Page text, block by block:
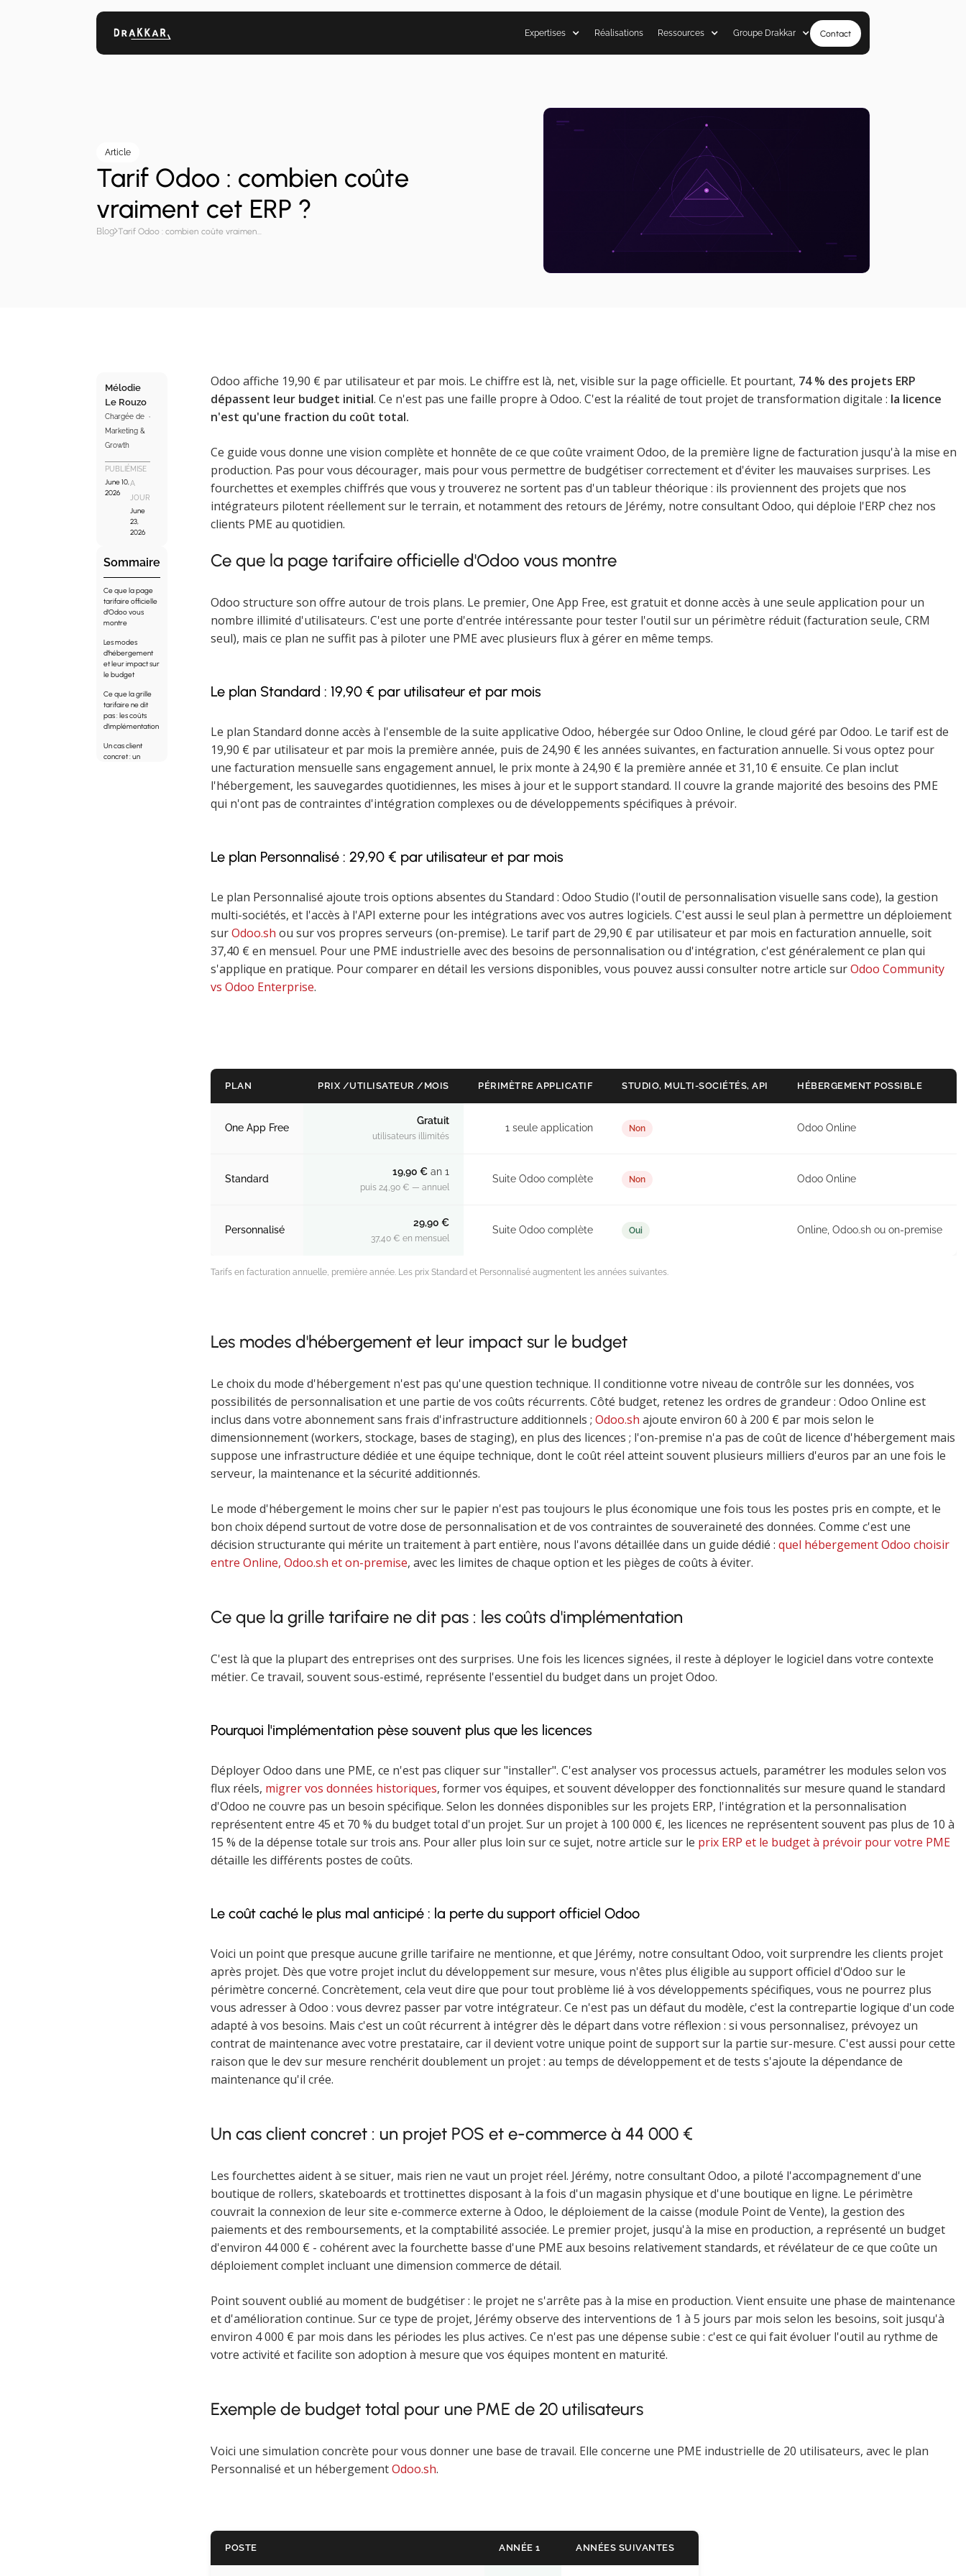
Expertises Réalisations Ressources Groupe Drakkar Contact
Article
Tarif Odoo : combien coûte
vraiment cet ERP ?
Blog Tarif Odoo : combien coûte vraiment cet ERP ?
Mélodie
Le Rouzo
Chargée de
Marketing &
Growth
PUBLIÉ
June 10,
2026
MISE
A
JOUR
June
23,
2026
Sommaire
Ce que la page
tarifaire officielle
d'Odoo vous
montre
Les modes
d'hébergement
et leur impact sur
le budget
Ce que la grille
tarifaire ne dit
pas : les coûts
d'implémentation
Un cas client
concret : un
Odoo affiche 19,90 € par utilisateur et par mois. Le chiffre est là, net, visible sur la page officielle. Et pourtant, 74 % des projets ERP
dépassent leur budget initial. Ce n'est pas une faille propre à Odoo. C'est la réalité de tout projet de transformation digitale : la licence
n'est qu'une fraction du coût total.
Ce guide vous donne une vision complète et honnête de ce que coûte vraiment Odoo, de la première ligne de facturation jusqu'à la mise en
production. Pas pour vous décourager, mais pour vous permettre de budgétiser correctement et d'éviter les mauvaises surprises. Les
fourchettes et exemples chiffrés que vous y trouverez ne sortent pas d'un tableur théorique : ils proviennent des projets que nos
intégrateurs pilotent réellement sur le terrain, et notamment des retours de Jérémy, notre consultant Odoo, qui déploie l'ERP chez nos
clients PME au quotidien.
Ce que la page tarifaire officielle d'Odoo vous montre
Odoo structure son offre autour de trois plans. Le premier, One App Free, est gratuit et donne accès à une seule application pour un
nombre illimité d'utilisateurs. C'est une porte d'entrée intéressante pour tester l'outil sur un périmètre réduit (facturation seule, CRM
seul), mais ce plan ne suffit pas à piloter une PME avec plusieurs flux à gérer en même temps.
Le plan Standard : 19,90 € par utilisateur et par mois
Le plan Standard donne accès à l'ensemble de la suite applicative Odoo, hébergée sur Odoo Online, le cloud géré par Odoo. Le tarif est de
19,90 € par utilisateur et par mois la première année, puis de 24,90 € les années suivantes, en facturation annuelle. Si vous optez pour
une facturation mensuelle sans engagement annuel, le prix monte à 24,90 € la première année et 31,10 € ensuite. Ce plan inclut
l'hébergement, les sauvegardes quotidiennes, les mises à jour et le support standard. Il couvre la grande majorité des besoins des PME
qui n'ont pas de contraintes d'intégration complexes ou de développements spécifiques à prévoir.
Le plan Personnalisé : 29,90 € par utilisateur et par mois
Le plan Personnalisé ajoute trois options absentes du Standard : Odoo Studio (l'outil de personnalisation visuelle sans code), la gestion
multi-sociétés, et l'accès à l'API externe pour les intégrations avec vos autres logiciels. C'est aussi le seul plan à permettre un déploiement
surOdoo.sh ou sur vos propres serveurs (on-premise). Le tarif part de 29,90 € par utilisateur et par mois en facturation annuelle, soit
37,40 € en mensuel. Pour une PME industrielle avec des besoins de personnalisation ou d'intégration, c'est généralement ce plan qui
s'applique en pratique. Pour comparer en détail les versions disponibles, vous pouvez aussi consulter notre article surOdoo Community
vs Odoo Enterprise.
PLAN PRIX /UTILISATEUR /MOIS PÉRIMÈTRE APPLICATIF STUDIO, MULTI-SOCIÉTÉS, API HÉBERGEMENT POSSIBLE
One App Free
Gratuit
utilisateurs illimités
1 seule application Non Odoo Online
Standard
19,90 € an 1
puis 24,90 € — annuel
Suite Odoo complète Non Odoo Online
Personnalisé
29,90 €
37,40 € en mensuel
Suite Odoo complète Oui Online, Odoo.sh ou on-premise
Tarifs en facturation annuelle, première année. Les prix Standard et Personnalisé augmentent les années suivantes.
Les modes d'hébergement et leur impact sur le budget
Le choix du mode d'hébergement n'est pas qu'une question technique. Il conditionne votre niveau de contrôle sur les données, vos
possibilités de personnalisation et une partie de vos coûts récurrents. Côté budget, retenez les ordres de grandeur : Odoo Online est
inclus dans votre abonnement sans frais d'infrastructure additionnels ;Odoo.sh ajoute environ 60 à 200 € par mois selon le
dimensionnement (workers, stockage, bases de staging), en plus des licences ; l'on-premise n'a pas de coût de licence d'hébergement mais
suppose une infrastructure dédiée et une équipe technique, dont le coût réel atteint souvent plusieurs milliers d'euros par an une fois le
serveur, la maintenance et la sécurité additionnés.
Le mode d'hébergement le moins cher sur le papier n'est pas toujours le plus économique une fois tous les postes pris en compte, et le
bon choix dépend surtout de votre dose de personnalisation et de vos contraintes de souveraineté des données. Comme c'est une
décision structurante qui mérite un traitement à part entière, nous l'avons détaillée dans un guide dédié :quel hébergement Odoo choisir
entre Online, Odoo.sh et on-premise, avec les limites de chaque option et les pièges de coûts à éviter.
Ce que la grille tarifaire ne dit pas : les coûts d'implémentation
C'est là que la plupart des entreprises ont des surprises. Une fois les licences signées, il reste à déployer le logiciel dans votre contexte
métier. Ce travail, souvent sous-estimé, représente l'essentiel du budget dans un projet Odoo.
Pourquoi l'implémentation pèse souvent plus que les licences
Déployer Odoo dans une PME, ce n'est pas cliquer sur "installer". C'est analyser vos processus actuels, paramétrer les modules selon vos
flux réels, migrer vos données historiques, former vos équipes, et souvent développer des fonctionnalités sur mesure quand le standard
d'Odoo ne couvre pas un besoin spécifique. Selon les données disponibles sur les projets ERP, l'intégration et la personnalisation
représentent entre 45 et 70 % du budget total d'un projet. Sur un projet à 100 000 €, les licences ne représentent souvent pas plus de 10 à
15 % de la dépense totale sur trois ans. Pour aller plus loin sur ce sujet, notre article sur le prix ERP et le budget à prévoir pour votre PME
détaille les différents postes de coûts.
Le coût caché le plus mal anticipé : la perte du support officiel Odoo
Voici un point que presque aucune grille tarifaire ne mentionne, et que Jérémy, notre consultant Odoo, voit surprendre les clients projet
après projet. Dès que votre projet inclut du développement sur mesure, vous n'êtes plus éligible au support officiel d'Odoo sur le
périmètre concerné. Concrètement, cela veut dire que pour tout problème lié à vos développements spécifiques, vous ne pourrez plus
vous adresser à Odoo : vous devrez passer par votre intégrateur. Ce n'est pas un défaut du modèle, c'est la contrepartie logique d'un code
adapté à vos besoins. Mais c'est un coût récurrent à intégrer dès le départ dans votre réflexion : si vous personnalisez, prévoyez un
contrat de maintenance avec votre prestataire, car il devient votre unique point de support sur la partie sur-mesure. C'est aussi pour cette
raison que le dev sur mesure renchérit doublement un projet : au temps de développement et de tests s'ajoute la dépendance de
maintenance qu'il crée.
Un cas client concret : un projet POS et e-commerce à 44 000 €
Les fourchettes aident à se situer, mais rien ne vaut un projet réel. Jérémy, notre consultant Odoo, a piloté l'accompagnement d'une
boutique de rollers, skateboards et trottinettes disposant à la fois d'un magasin physique et d'une boutique en ligne. Le périmètre
couvrait la connexion de leur site e-commerce externe à Odoo, le déploiement de la caisse (module Point de Vente), la gestion des
paiements et des remboursements, et la comptabilité associée. Le premier projet, jusqu'à la mise en production, a représenté un budget
d'environ 44 000 € - cohérent avec la fourchette basse d'une PME aux besoins relativement standards, et révélateur de ce que coûte un
déploiement complet incluant une dimension commerce de détail.
Point souvent oublié au moment de budgétiser : le projet ne s'arrête pas à la mise en production. Vient ensuite une phase de maintenance
et d'amélioration continue. Sur ce type de projet, Jérémy observe des interventions de 1 à 5 jours par mois selon les besoins, soit jusqu'à
environ 4 000 € par mois dans les périodes les plus actives. Ce n'est pas une dépense subie : c'est ce qui fait évoluer l'outil au rythme de
votre activité et facilite son adoption à mesure que vos équipes montent en maturité.
Exemple de budget total pour une PME de 20 utilisateurs
Voici une simulation concrète pour vous donner une base de travail. Elle concerne une PME industrielle de 20 utilisateurs, avec le plan
Personnalisé et un hébergementOdoo.sh.
POSTE ANNÉE 1 ANNÉES SUIVANTES